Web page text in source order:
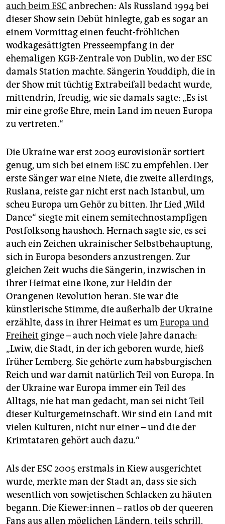
auch beim ESCanbrechen: Als Russland 1994 bei
dieser Show sein Debüt hinlegte, gab es sogar an
einem Vormittag einen feucht-fröhlichen
wodkagesättigten Presseempfang in der
ehemaligen KGB-Zentrale von Dublin, wo der ESC
damals Station machte. Sängerin Youddiph, die in
der Show mit tüchtig Extrabeifall bedacht wurde,
mittendrin, freudig, wie sie damals sagte: „Es ist
mir eine große Ehre, mein Land im neuen Europa
zu vertreten.“
Die Ukraine war erst 2003 eurovisionär sortiert
genug, um sich bei einem ESC zu empfehlen. Der
erste Sänger war eine Niete, die zweite allerdings,
Ruslana, reiste gar nicht erst nach Istanbul, um
scheu Europa um Gehör zu bitten. Ihr Lied „Wild
Dance“ siegte mit einem semitechnostampfigen
Postfolksong haushoch. Hernach sagte sie, es sei
auch ein Zeichen ukrainischer Selbstbehauptung,
sich in Europa besonders anzustrengen. Zur
gleichen Zeit wuchs die Sängerin, inzwischen in
ihrer Heimat eine Ikone, zur Heldin der
Orangenen Revolution heran. Sie war die
künstlerische Stimme, die außerhalb der Ukraine
erzählte, dass in ihrer Heimat es umEuropa und
Freiheit ginge – auch noch viele Jahre danach:
„Lwiw, die Stadt, in der ich geboren wurde, hieß
früher Lemberg. Sie gehörte zum habsburgischen
Reich und war damit natürlich Teil von Europa. In
der Ukraine war Europa immer ein Teil des
Alltags, nie hat man gedacht, man sei nicht Teil
dieser Kulturgemeinschaft. Wir sind ein Land mit
vielen Kulturen, nicht nur einer – und die der
Krimtataren gehört auch dazu.“
Als der ESC 2005 erstmals in Kiew ausgerichtet
wurde, merkte man der Stadt an, dass sie sich
wesentlich von sowjetischen Schlacken zu häuten
begann. Die Kie­we­r:in­nen – ratlos ob der queeren
Fans aus allen möglichen Ländern, teils schrill,